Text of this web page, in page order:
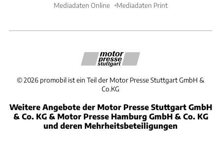
Mediadaten Online Mediadaten Print
©2026 promobil ist ein Teil der Motor Presse Stuttgart GmbH &
Co.KG
Weitere Angebote der Motor Presse Stuttgart GmbH
& Co. KG & Motor Presse Hamburg GmbH & Co. KG
und deren Mehrheitsbeteiligungen